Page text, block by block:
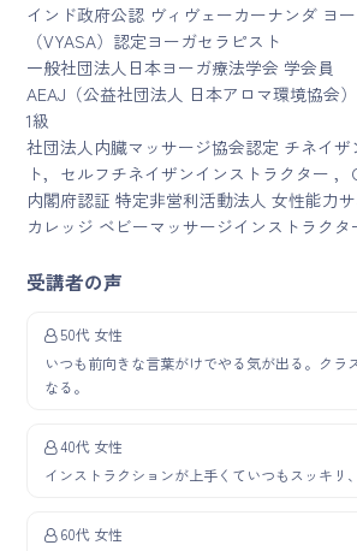
インド政府公認 ヴィヴェーカーナンダ ヨ
（VYASA）認定ヨーガセラピスト
一般社団法人日本ヨーガ療法学会 学会員
AEAJ（公益社団法人 日本アロマ環境協会
1級
社団法人内臓マッサージ協会認定 チネイザ
ト，セルフチネイザンインストラクター ，
内閣府認証 特定非営利活動法人 女性能力
カレッジ ベビーマッサージインストラクタ
受講者の声
50代 女性
いつも前向きな言葉がけでやる気が出る。クラ
なる。
40代 女性
インストラクションが上手くていつもスッキリ
60代 女性